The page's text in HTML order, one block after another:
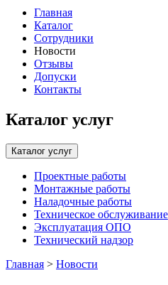
Главная
Каталог
Сотрудники
Новости
Отзывы
Допуски
Контакты
Каталог услуг
Каталог услуг
Проектные работы
Монтажные работы
Наладочные работы
Техническое обслуживание
Эксплуатация ОПО
Технический надзор
Главная > Новости